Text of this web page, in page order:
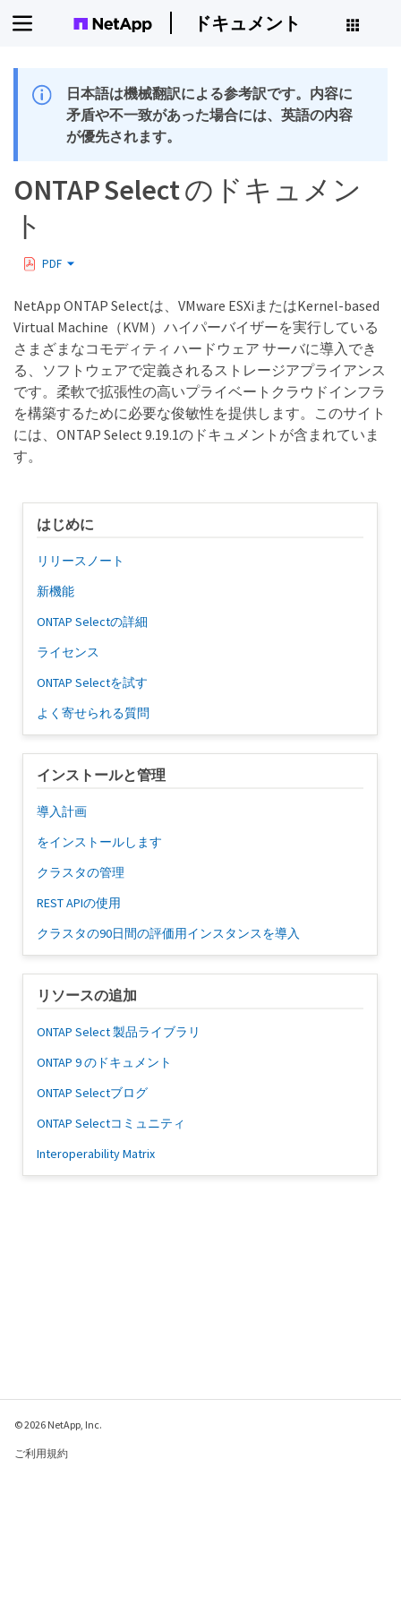
ドキュメント
日本語は機械翻訳による参考訳です。内容に
矛盾や不一致があった場合には、英語の内容
が優先されます。
ONTAP Select のドキュメン
ト
PDF
NetApp ONTAP Selectは、VMware ESXiまたはKernel-based
Virtual Machine（KVM）ハイパーバイザーを実行している
さまざまなコモディティ ハードウェア サーバに導入でき
る、ソフトウェアで定義されるストレージアプライアンス
です。柔軟で拡張性の高いプライベートクラウドインフラ
を構築するために必要な俊敏性を提供します。このサイト
には、ONTAP Select 9.19.1のドキュメントが含まれていま
す。
はじめに
リリースノート
新機能
ONTAP Selectの詳細
ライセンス
ONTAP Selectを試す
よく寄せられる質問
インストールと管理
導入計画
をインストールします
クラスタの管理
REST APIの使用
クラスタの90日間の評価用インスタンスを導入
リソースの追加
ONTAP Select 製品ライブラリ
ONTAP 9 のドキュメント
ONTAP Selectブログ
ONTAP Selectコミュニティ
Interoperability Matrix
© 2026 NetApp, Inc.
ご利用規約